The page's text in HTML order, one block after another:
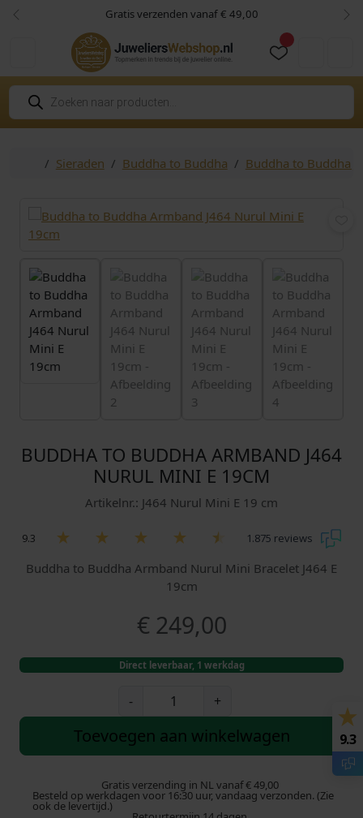
Skip to content
Skip to footer Gratis verzenden vanaf € 49,00
Vorige
P
o
d
HomeSieraden Buddha to Buddha Buddha to Buddha
BUDDHA TO BUDDHA ARMBAND J464
NURUL MINI E 19CM
Artikelnr.: J464 Nurul Mini E 19 cm
9.3 1.875 reviews
Buddha to Buddha Armband Nurul Mini Bracelet J464 E
19cm
€249,00
Direct leverbaar, 1 werkdag
-
d
a
t
+
Toevoegen aan winkelwagen
Gratis verzending in NL vanaf € 49,00
Besteld op werkdagen voor 16:30 uur, vandaag verzonden. (Zie
ook de levertijd.)
9.3